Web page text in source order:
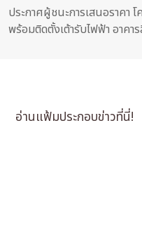
ประกาศผู้ชนะการเสนอราคา
พร้อมติดตั้งเต้ารับไฟฟ้า อาค
อ่านแฟ้มประกอบข่าวที่นี่!